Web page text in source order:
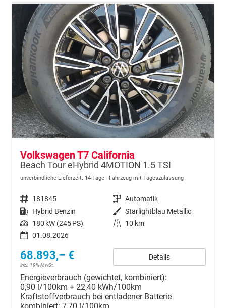
Volkswagen T7 California
Beach Tour eHybrid 4MOTION 1.5 TSI
unverbindliche Lieferzeit: 14 Tage Fahrzeug mit Tageszulassung
Fahrzeugnr. 181845 Getriebe Automatik
Kraftstoff Hybrid Benzin Außenfarbe Starlightblau Metallic
Leistung 180 kW (245 PS) Kilometerstand
10 km
01.08.2026
68.893,– €
incl. 19% MwSt.
Details
Energieverbrauch (gewichtet, kombiniert):
0,90 l/100km + 22,40 kWh/100km
Kraftstoffverbrauch bei entladener Batterie
kombiniert: 7,70 l/100km